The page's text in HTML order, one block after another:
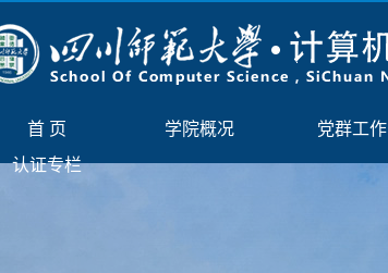
首 页 学院概况 党群工作
认证专栏